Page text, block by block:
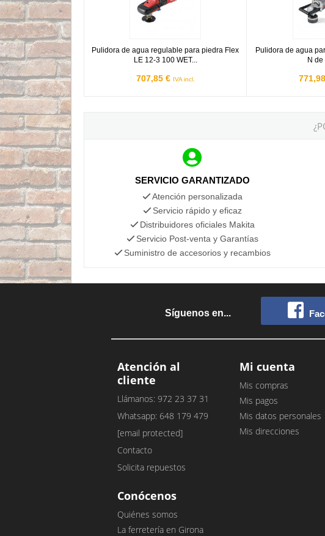
Pulidora de agua regulable para piedra Flex
LE 12-3 100 WET...
707,85 € IVA incl.
Pulidora de agua
N de
SERVICIO GARANTIZADO
Atención personalizada
Servicio rápido y eficaz
Distribuidores oficiales Makita
Servicio Post-venta y Garantías
Suministro de accesorios y recambios
Síguenos en...
Atención al
cliente
Llámanos: 972 23 37 31
Whatsapp: 648 179 479
[email protected]
Contacto
Solicita repuestos
Conócenos
Quiénes somos
La ferretería en Girona
Mi cuenta
Mis compras
Mis pagos
Mis datos personales
Mis direcciones